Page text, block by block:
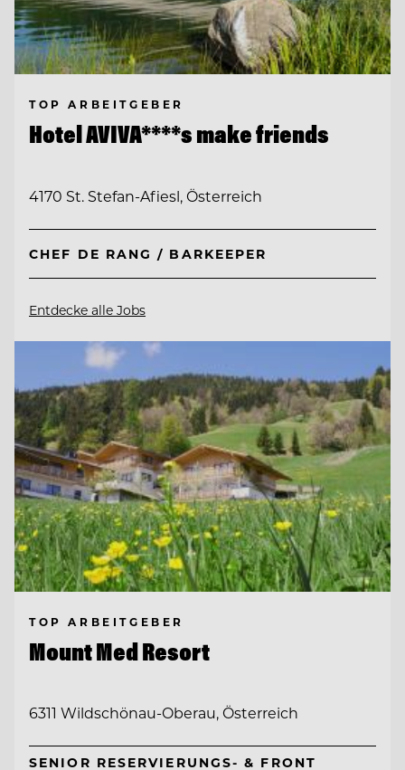
TOP ARBEITGEBER
Hotel AVIVA****s make friends
4170 St. Stefan-Afiesl, Österreich
CHEF DE RANG / BARKEEPER
Entdecke alle Jobs
TOP ARBEITGEBER
Mount Med Resort
6311 Wildschönau-Oberau, Österreich
SENIOR RESERVIERUNGS- & FRONT